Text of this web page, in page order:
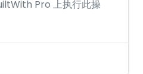
Pro 上执行此操